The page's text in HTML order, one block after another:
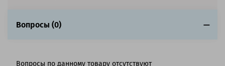
Вопросы (0)
Вопросы по данному товару отсутствуют